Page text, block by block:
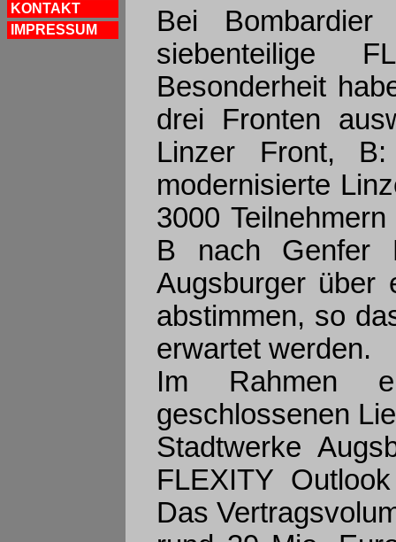
KONTAKT
IMPRESSUM
Bei
siebenteilige
Besonderheit
drei Fronten
Linzer Front,
modernisierte
3000
B nach Genfer
Augsburger über
abstimmen, so
erwartet werden.
Im Rahmen
geschlossenen
Stadtwerke
FLEXITY
Das